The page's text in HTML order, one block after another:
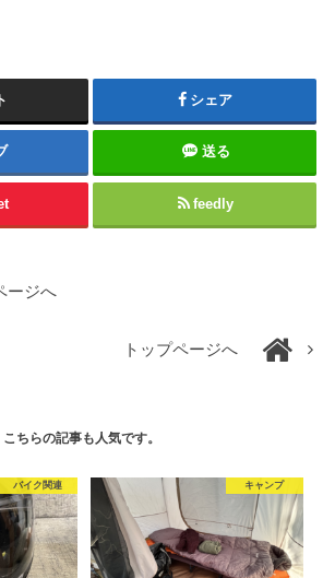
シェア
送る
feedly
ージへ
トップページへ
こちらの記事も人気です。
バイク関連 キャンプ